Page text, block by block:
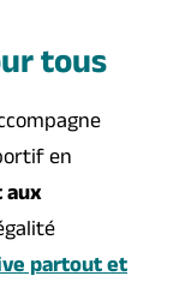
tous
en
partout et